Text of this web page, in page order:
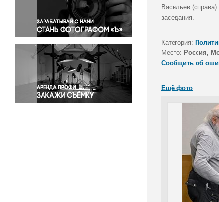
Правосудие
Происшествия и конфликты
Религия
Светская жизнь
Спорт
Экология
Экономика и бизнес
Васильев
заседания.
Категория:
Место: Россия,
Сообщить об
Ещё фото